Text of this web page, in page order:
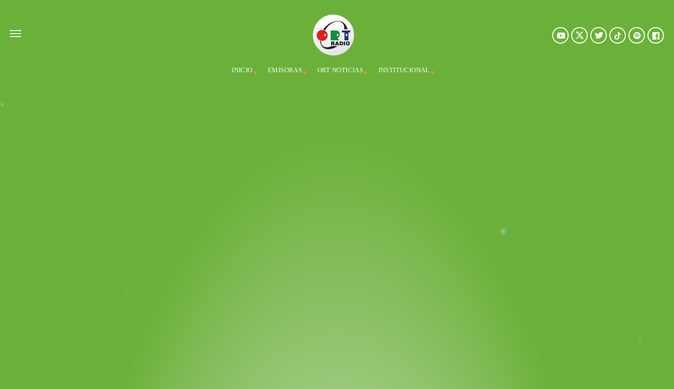
INICIO EMISORAS ORT NOTICIAS INSTITUCIONAL